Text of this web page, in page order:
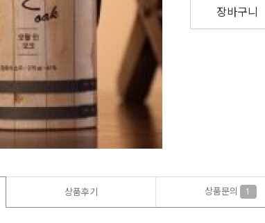
장바구니
상품후기 상품문의 1